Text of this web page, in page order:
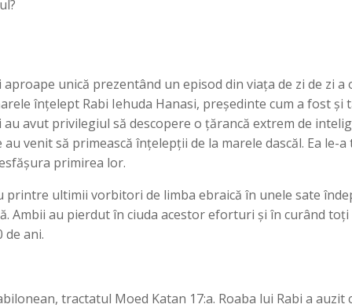
unică prezentând un episod din viața de zi de zi
înțelept Rabi Iehuda Hanasi, președinte cum a fost și
avut privilegiul să descopere o țărancă extrem de
venit să primească înțelepții de la marele dascăl. Ea le-
primirea lor.
printre ultimii vorbitori de limba ebraică în unele sate
Ambii au pierdut în ciuda acestor eforturi și în curând
de ani.
tractatul Moed Katan 17:a. Roaba lui Rabi a auzit